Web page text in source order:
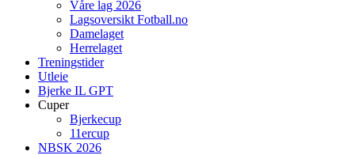
Våre lag 2026
Lagsoversikt Fotball.no
Damelaget
Herrelaget
Treningstider
Utleie
Bjerke IL GPT
Cuper
Bjerkecup
11ercup
NBSK 2026